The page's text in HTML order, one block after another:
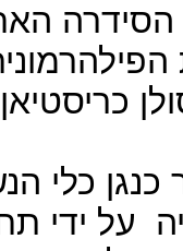
כנגן כלי
על ידי